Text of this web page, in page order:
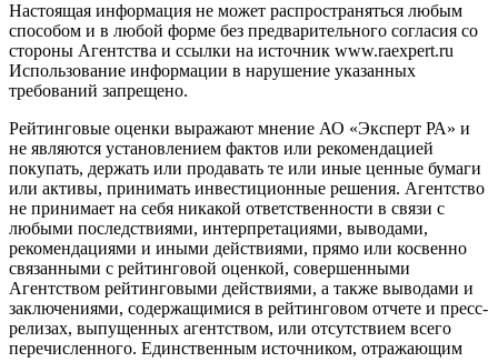
Настоящая информация не может распространяться любым
способом и в любой форме без предварительного согласия со
стороны Агентства и ссылки на источник www.raexpert.ru
Использование информации в нарушение указанных
требований запрещено.
Рейтинговые оценки выражают мнение АО «Эксперт РА» и
не являются установлением фактов или рекомендацией
покупать, держать или продавать те или иные ценные бумаги
или активы, принимать инвестиционные решения. Агентство
не принимает на себя никакой ответственности в связи с
любыми последствиями, интерпретациями, выводами,
рекомендациями и иными действиями, прямо или косвенно
связанными с рейтинговой оценкой, совершенными
Агентством рейтинговыми действиями, а также выводами и
заключениями, содержащимися в рейтинговом отчете и пресс-
релизах, выпущенных агентством, или отсутствием всего
перечисленного. Единственным источником, отражающим